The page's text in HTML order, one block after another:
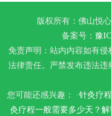
版权所有：佛山悦
备案号： 豫
免责声明：站内内容如有
法律责任。严禁发布违法违
您可能还感兴趣： ·针灸疗
灸疗程一般需要多少天？